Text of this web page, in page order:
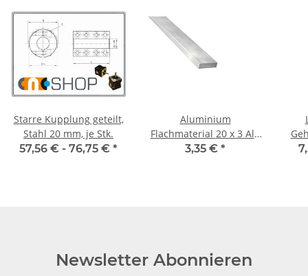
Starre Kupplung geteilt,
Stahl 20 mm, je Stk.
57,56 € - 76,75 € *
Aluminium
Flachmaterial 20 x 3 Alu
flach 1 m ± 5mm
3,35 € *
Newsletter Abonnieren